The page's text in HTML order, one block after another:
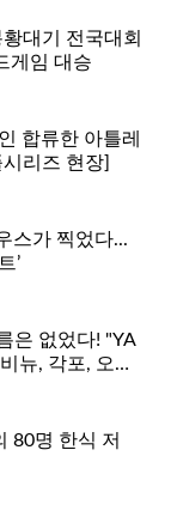
대기 전국대회
게임 대승
합류한 아틀레
리즈 현장]
스가 찍었다...
’
은 없었다! "YA
뉴, 각포, 오시
80명 한식 저